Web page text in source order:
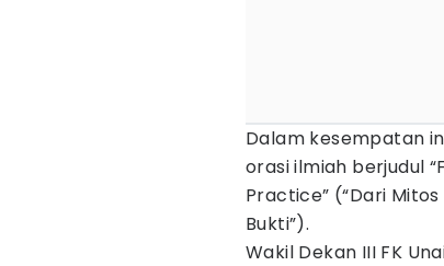
Dalam kesempatan
orasi ilmiah berjudul
Practice” (“Dari
Bukti”).
Wakil Dekan III FK